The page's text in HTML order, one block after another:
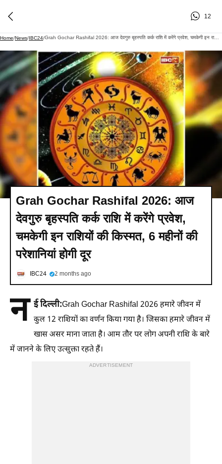
12
Home/News/IBC24/ Grah Gochar Rashifal 2026: आज देवगुरु बृहस्पति कर्क राशि में करेंगे प्रवेश, चमकेगी इन राशियों की किस्मत, 6 महीनों की परेशानियां होगी दूर
Grah Gochar Rashifal 2026: आज
देवगुरु बृहस्पति कर्क राशि में करेंगे प्रवेश,
चमकेगी इन राशियों की किस्मत, 6 महीनों की
परेशानियां होगी दूर
IBC24 2 months ago
न ई दिल्ली:Grah Gochar Rashifal 2026 हमारे जीवन में
कुल 12 राशियों का वर्णन किया गया है। जिसका हमारे जीवन में
खास असर माना जाता है। आम तौर पर लोग अपनी राशि के बारे
में जानने के लिए उत्सुक्ता रहते हैं।
ADVERTISEMENT